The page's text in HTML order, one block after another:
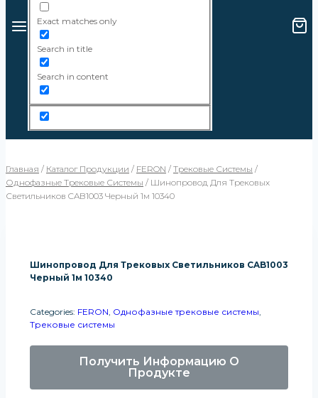
Exact matches only
Search in title
Search in content
Главная / Каталог Продукции / FERON / Трековые Системы /
Однофазные Трековые Системы / Шинопровод Для Трековых
Светильников CAB1003 Черный 1м 10340
Шинопровод Для Трековых Светильников CAB1003
Черный 1м 10340
Categories: FERON, Однофазные трековые системы,
Трековые системы
Получить Информацию О
Продукте